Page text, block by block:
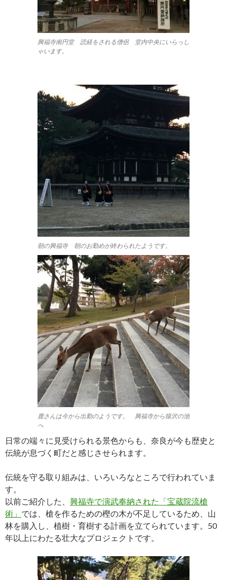
興福寺南円堂 読経をされる僧侶 堂内中央にいらっし
ゃいます。
朝の興福寺 朝のお勤めが終わられたようです。
鹿さんは今から出勤のようです。 興福寺から猿沢の池
へ
日常の端々に見受けられる景色からも、奈良が今も歴史と
伝統が息づく町だと感じさせられます。
伝統を守る取り組みは、いろいろなところで行われていま
す。
以前ご紹介した、 興福寺で演武奉納された「宝蔵院流槍
術」 では、槍を作るための樫の木が不足しているため、山
林を購入し、植樹・育樹する計画を立てられています。50
年以上にわたる壮大なプロジェクトです。